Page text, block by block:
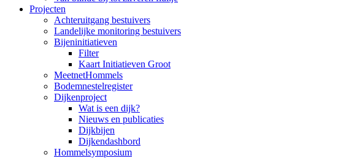
Projecten
Achteruitgang bestuivers
Landelijke monitoring bestuivers
Bijeninitiatieven
Filter
Kaart Initiatieven Groot
MeetnetHommels
Bodemnestelregister
Dijkenproject
Wat is een dijk?
Nieuws en publicaties
Dijkbijen
Dijkendashbord
Hommelsymposium